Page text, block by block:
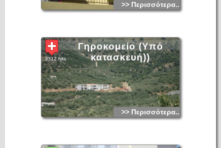
>> Περισσότερα...
Γηροκομείο (Υπό
κατασκευή))
3312 hits
>> Περισσότερα...